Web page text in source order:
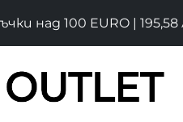
над 100 EURO | 195,58